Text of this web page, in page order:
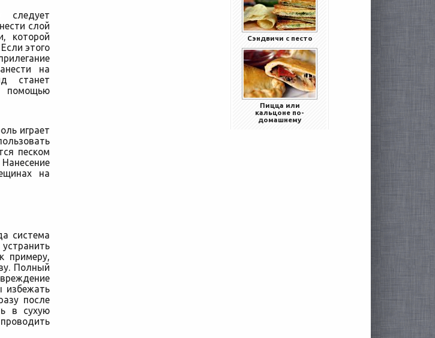
слой
которой
этого
на
станет
помощью
играет
песком
на
система
примеру,
Полный
избежать
после
в сухую
Сэндвичи с песто
Пицца или
кальцоне по-
домашнему